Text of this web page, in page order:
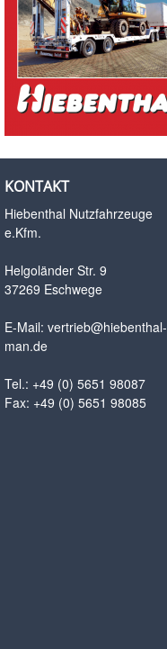
KONTAKT
Hiebenthal Nutzfahrzeuge
e.Kfm.
Helgoländer Str. 9
37269 Eschwege
E-Mail: vertrieb@hiebenthal-
man.de
Tel.: +49 (0) 5651 98087
Fax: +49 (0) 5651 98085